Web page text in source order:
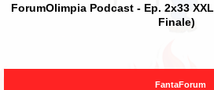
ForumOlimpia Podcast - Ep. 2x33
Finale)
FantaForum